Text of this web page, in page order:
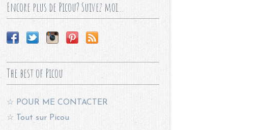
Encore plus de Picou? Suivez moi...
The best of Picou
☆ POUR ME CONTACTER
☆ Tout sur Picou